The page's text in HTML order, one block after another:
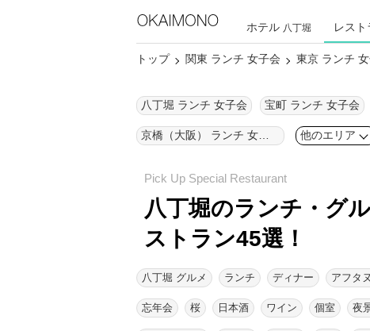
ホテル 八丁堀 レスト
トップ 関東 ランチ 女子会 東京 ランチ
八丁堀 ランチ 女子会 宝町 ランチ 女子会
他のエリア
八丁堀のランチ・グ
ストラン45選！
八丁堀 グルメ ランチ ディナー アフタ
忘年会 桜 日本酒 ワイン 個室 夜